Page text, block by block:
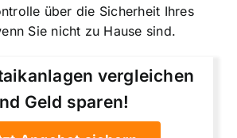
über die Sicherheit Ihres
Sie nicht zu Hause sind.
vergleichen
Geld sparen!